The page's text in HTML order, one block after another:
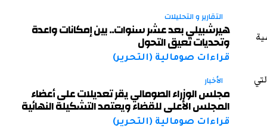
التقارير و التحليلات
هيرشبيلي بعد عشر سنوات.. بين إمكانات واعدة
وتحديات تعيق التحول
قراءات صومالية (التحرير)
الأخبار
مجلس الوزراء الصومالي يقر تعديلات على أعضاء
المجلس الأعلى للقضاء ويعتمد التشكيلة النهائية
قراءات صومالية (التحرير)